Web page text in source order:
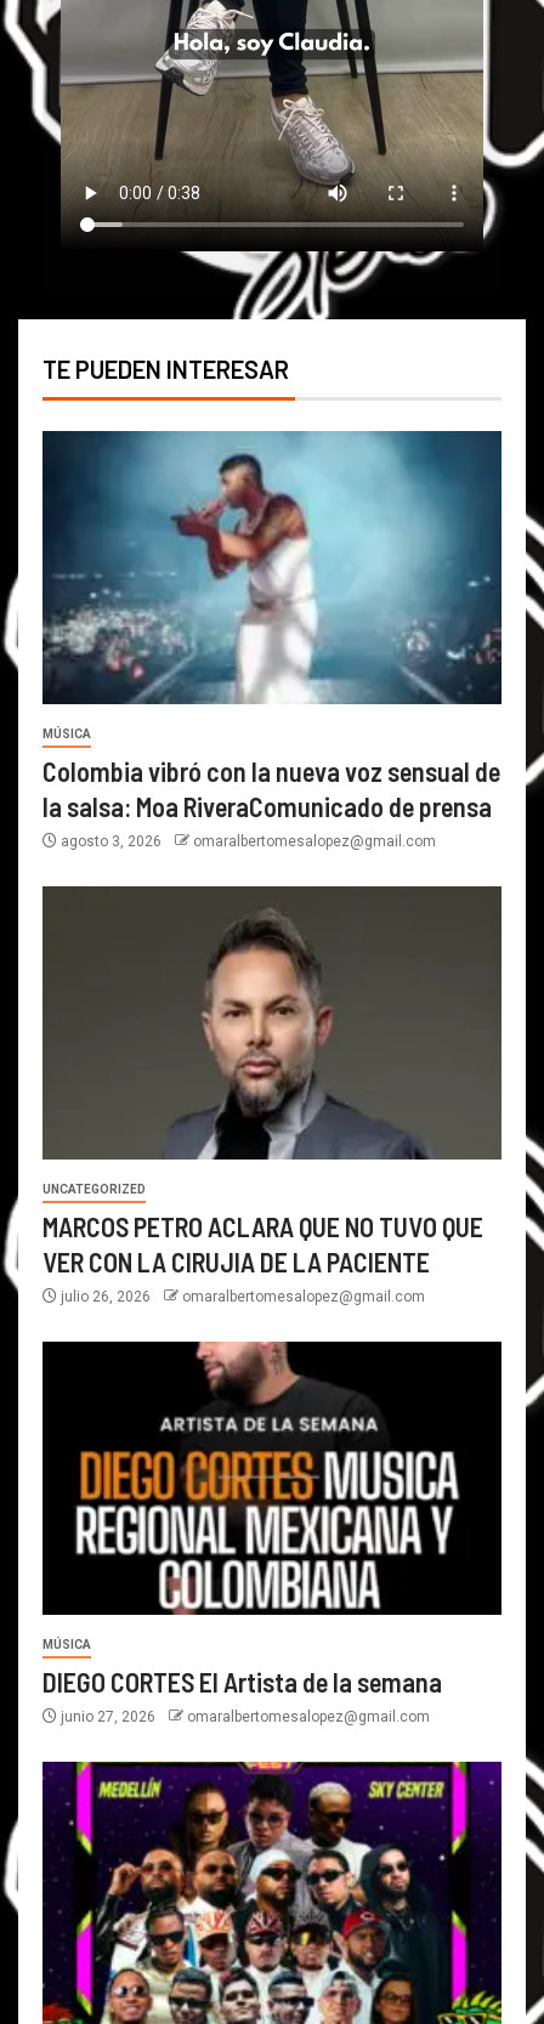
TE PUEDEN INTERESAR
MÚSICA
Colombia vibró con la nueva voz sensual de
la salsa: Moa RiveraComunicado de prensa
agosto 3, 2026 omaralbertomesalopez@gmail.com
UNCATEGORIZED
MARCOS PETRO ACLARA QUE NO TUVO QUE
VER CON LA CIRUJIA DE LA PACIENTE
julio 26, 2026 omaralbertomesalopez@gmail.com
MÚSICA
DIEGO CORTES El Artista de la semana
junio 27, 2026 omaralbertomesalopez@gmail.com